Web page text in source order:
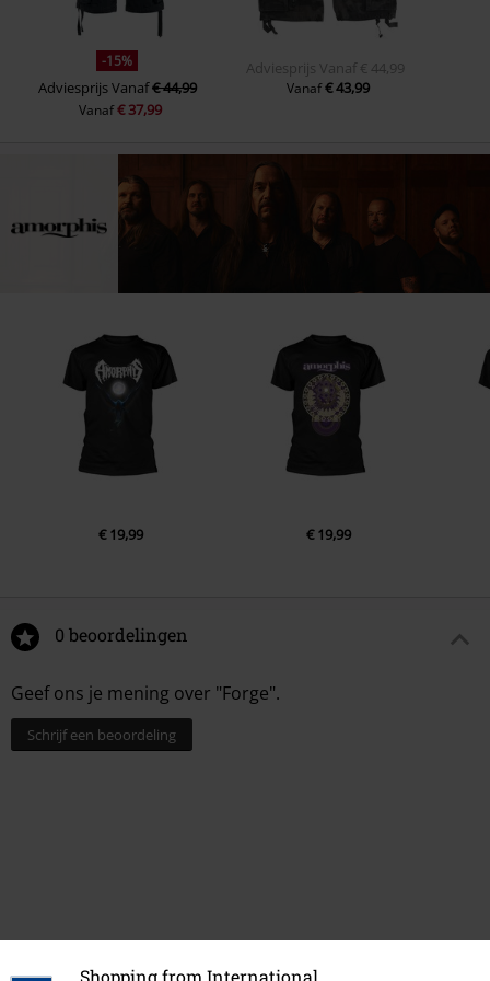
Shopping from International
-15%
AdviesprijsVanaf€ 44,99
Vanaf€ 37,99
Adviesprijs Vanaf € 44,99
Vanaf€ 43,99
€ 19,99 € 19,99
0 beoordelingen
Geef ons je mening over "Forge".
Schrijf een beoordeling